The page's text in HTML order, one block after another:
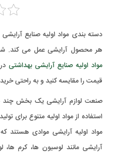
دسته بندی مواد اولیه صنایع
هر محصول آرایشی عمل می کند.
مواد اولیه صنایع آرایشی بهداشتی
قیمت را مقایسه کنید و به راحتی خرید
صنعت لوازم آرایشی یک بخش چند
استفاده از مواد اولیه متنوع برای
مواد اولیه آرایشی موادی هستند
آرایشی مانند لوسیون ها، کرم ها،